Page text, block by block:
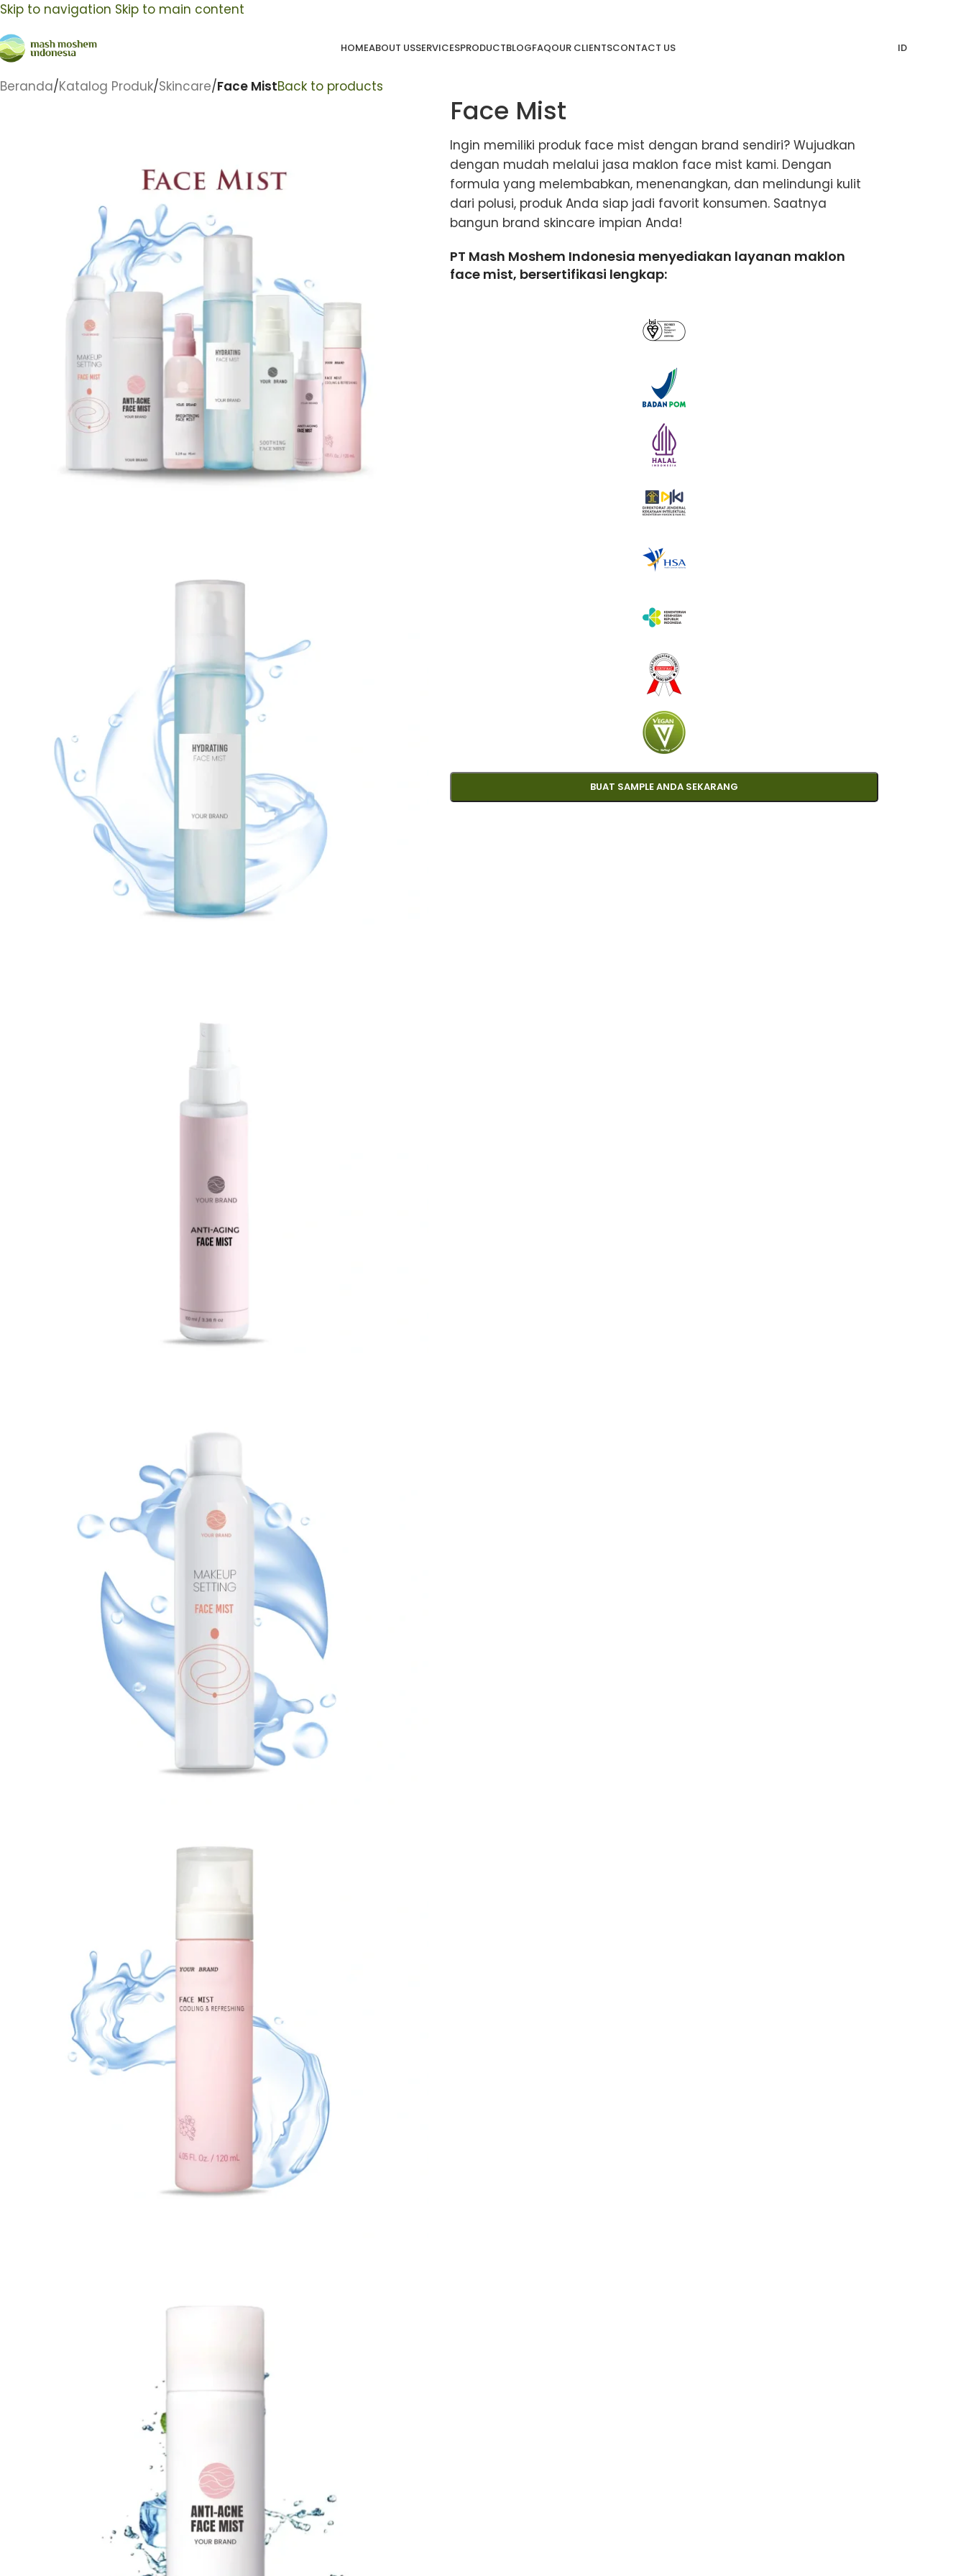
Skip to navigation Skip to main content
HOMEABOUT USSERVICESPRODUCTBLOGFAQOUR CLIENTSCONTACT US ID
Beranda/Katalog Produk/Skincare/Face MistBack to products
Face Mist
Ingin memiliki produk face mist dengan brand sendiri? Wujudkan
dengan mudah melalui jasa maklon face mist kami. Dengan
formula yang melembabkan, menenangkan, dan melindungi kulit
dari polusi, produk Anda siap jadi favorit konsumen. Saatnya
bangun brand skincare impian Anda!
PT Mash Moshem Indonesia menyediakan layanan maklon
face mist, bersertifikasi lengkap:
BUAT SAMPLE ANDA SEKARANG